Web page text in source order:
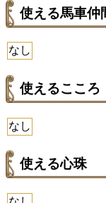
使える馬車仲
なし
使えるこころ
なし
使える心珠